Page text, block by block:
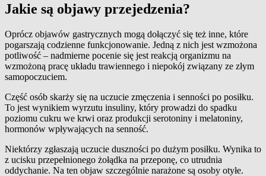
Jakie są objawy przejedzenia?
Oprócz objawów gastrycznych mogą dołączyć się też inne, które
pogarszają codzienne funkcjonowanie. Jedną z nich jest wzmożona
potliwość – nadmierne pocenie się jest reakcją organizmu na
wzmożoną pracę układu trawiennego i niepokój związany ze złym
samopoczuciem.
Część osób skarży się na uczucie zmęczenia i senności po posiłku.
To jest wynikiem wyrzutu insuliny, który prowadzi do spadku
poziomu cukru we krwi oraz produkcji serotoniny i melatoniny,
hormonów wpływających na senność.
Niektórzy zgłaszają uczucie duszności po dużym posiłku. Wynika to
z ucisku przepełnionego żołądka na przeponę, co utrudnia
oddychanie. Na ten objaw szczególnie narażone są osoby otyłe.